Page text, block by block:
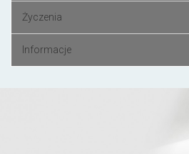
Życzenia
Informacje